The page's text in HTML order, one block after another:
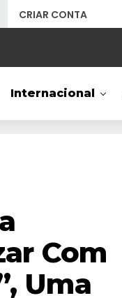
CRIAR CONTA
NOSSAS REDES
Internacional
Com
Uma